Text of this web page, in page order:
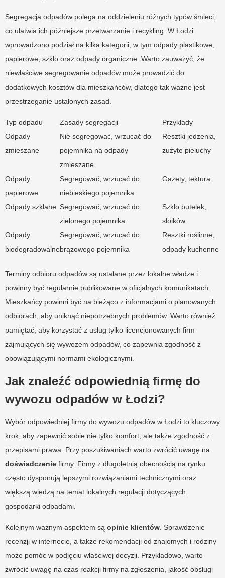
Segregacja odpadów polega na oddzieleniu różnych typów śmieci,
co ułatwia ich późniejsze przetwarzanie i recykling. W Łodzi
wprowadzono podział na kilka kategorii, w tym odpady plastikowe,
papierowe, szkło oraz odpady organiczne. Warto zauważyć, że
niewłaściwe segregowanie odpadów może prowadzić do
dodatkowych kosztów dla mieszkańców, dlatego tak ważne jest
przestrzeganie ustalonych zasad.
Typ odpadu Zasady segregacji
Przykłady
Odpady
zmieszane
Nie segregować, wrzucać do
pojemnika na odpady
zmieszane
Resztki jedzenia,
zużyte pieluchy
Odpady
papierowe
Segregować, wrzucać do
niebieskiego pojemnika
Gazety, tektura
Odpady szklane Segregować, wrzucać do
zielonego pojemnika
Szkło butelek,
słoików
Odpady
biodegradowalne
Segregować, wrzucać do
brązowego pojemnika
Resztki roślinne,
odpady kuchenne
Terminy odbioru odpadów są ustalane przez lokalne władze i
powinny być regularnie publikowane w oficjalnych komunikatach.
Mieszkańcy powinni być na bieżąco z informacjami o planowanych
odbiorach, aby uniknąć niepotrzebnych problemów. Warto również
pamiętać, aby korzystać z usług tylko licencjonowanych firm
zajmujących się wywozem odpadów, co zapewnia zgodność z
obowiązującymi normami ekologicznymi.
Jak znaleźć odpowiednią firmę do
wywozu odpadów w Łodzi?
Wybór odpowiedniej firmy do wywozu odpadów w Łodzi to kluczowy
krok, aby zapewnić sobie nie tylko komfort, ale także zgodność z
przepisami prawa. Przy poszukiwaniach warto zwrócić uwagę na
doświadczenie firmy. Firmy z długoletnią obecnością na rynku
często dysponują lepszymi rozwiązaniami technicznymi oraz
większą wiedzą na temat lokalnych regulacji dotyczących
gospodarki odpadami.
Kolejnym ważnym aspektem są opinie klientów . Sprawdzenie
recenzji w internecie, a także rekomendacji od znajomych i rodziny
może pomóc w podjęciu właściwej decyzji. Przykładowo, warto
zwrócić uwagę na czas reakcji firmy na zgłoszenia, jakość obsługi